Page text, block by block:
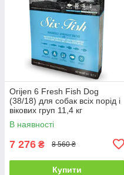
Orijen 6 Fresh Fish Dog
(38/18) для собак всіх порід і
вікових груп 11,4 кг
В наявності
7 276 ₴ 8 560 ₴
Купити